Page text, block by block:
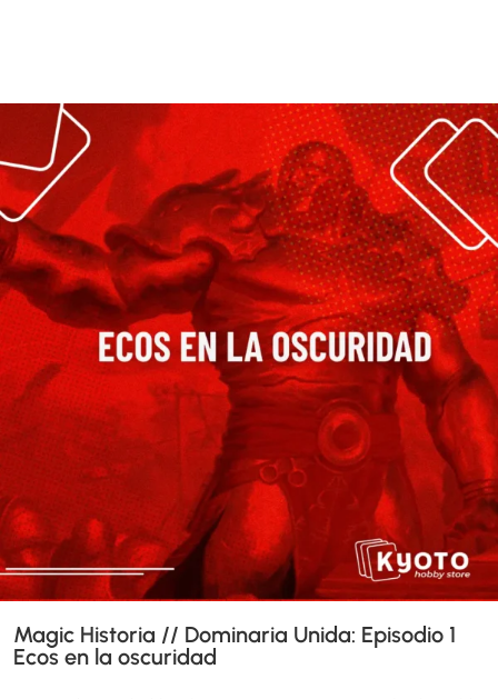
Magic Historia // Dominaria Unida: Episodio 1
Ecos en la oscuridad